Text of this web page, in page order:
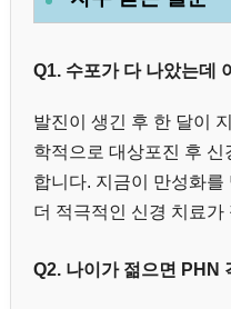
Q1. 수포가 다 나았는데
발진이 생긴 후 한 달이
학적으로 대상포진 후 신
합니다. 지금이 만성화를
더 적극적인 신경 치료가
Q2. 나이가 젊으면 PHN